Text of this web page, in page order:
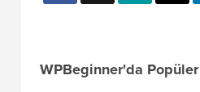
WPBeginner'da Popüler